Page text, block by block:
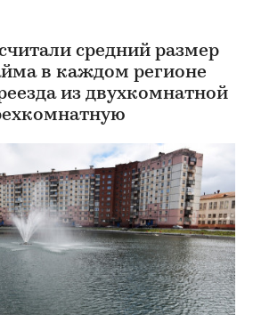
средний размер
в каждом регионе
из двухкомнатной